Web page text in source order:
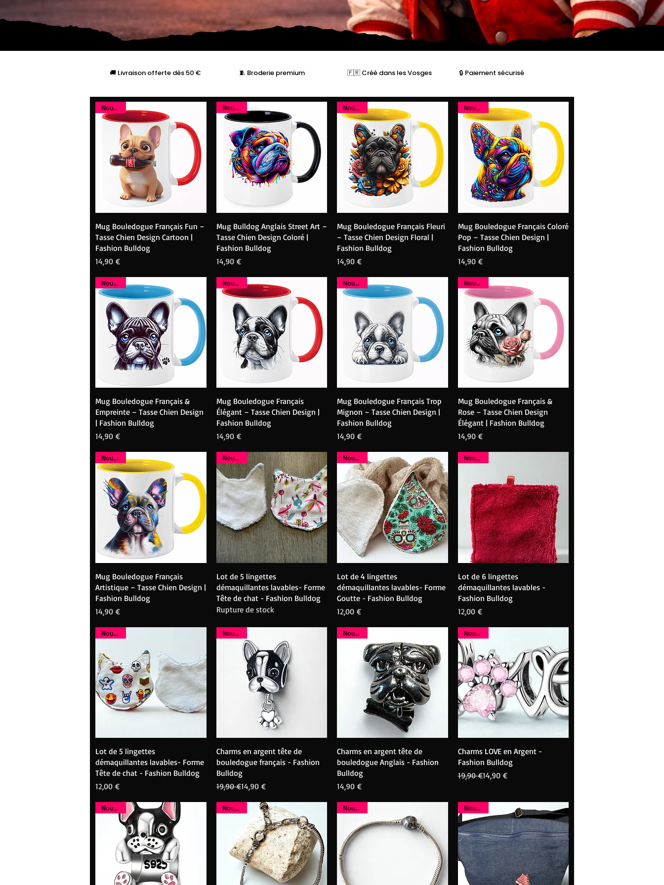
🚚 Livraison offerte dès 50 € 🧵 Broderie premium 🇫🇷 Créé dans les Vosges 🔒 Paiement sécurisé
Aperçu rapide
Nouveau
Mug Bouledogue Français Fun –
Tasse Chien Design Cartoon |
Fashion Bulldog
Prix
14,90 €
Aperçu rapide
Nouveau
Mug Bulldog Anglais Street Art –
Tasse Chien Design Coloré |
Fashion Bulldog
Prix
14,90 €
Aperçu rapide
Nouveau
Mug Bouledogue Français Fleuri
– Tasse Chien Design Floral |
Fashion Bulldog
Prix
14,90 €
Aperçu rapide
Nouveau
Mug Bouledogue Français Coloré
Pop – Tasse Chien Design |
Fashion Bulldog
Prix
14,90 €
Aperçu rapide
Nouveau
Mug Bouledogue Français &
Empreinte – Tasse Chien Design
| Fashion Bulldog
Prix
14,90 €
Aperçu rapide
Nouveau
Mug Bouledogue Français
Élégant – Tasse Chien Design |
Fashion Bulldog
Prix
14,90 €
Aperçu rapide
Nouveau
Mug Bouledogue Français Trop
Mignon – Tasse Chien Design |
Fashion Bulldog
Prix
14,90 €
Aperçu rapide
Nouveau
Mug Bouledogue Français &
Rose – Tasse Chien Design
Élégant | Fashion Bulldog
Prix
14,90 €
Aperçu rapide
Nouveau
Mug Bouledogue Français
Artistique – Tasse Chien Design |
Fashion Bulldog
Prix
14,90 €
Aperçu rapide
Nouveau
Lot de 5 lingettes
démaquillantes lavables- Forme
Tête de chat - Fashion Bulldog
Rupture de stock
Aperçu rapide
Nouveau
Lot de 4 lingettes
démaquillantes lavables- Forme
Goutte - Fashion Bulldog
Prix
12,00 €
Aperçu rapide
Nouveau
Lot de 6 lingettes
démaquillantes lavables -
Fashion Bulldog
Prix
12,00 €
Aperçu rapide
Nouveau
Lot de 5 lingettes
démaquillantes lavables- Forme
Tête de chat - Fashion Bulldog
Prix
12,00 €
Aperçu rapide
Nouveau
Charms en argent tête de
bouledogue français - Fashion
Bulldog
Prix original
19,90 €
Prix promotionnel
14,90 €
Aperçu rapide
Nouveau
Charms en argent tête de
bouledogue Anglais - Fashion
Bulldog
Prix
14,90 €
Aperçu rapide
Nouveau
Charms LOVE en Argent -
Fashion Bulldog
Prix original
19,90 €
Prix promotionnel
14,90 €
Nouveau Nouveau Nouveau Nouveau